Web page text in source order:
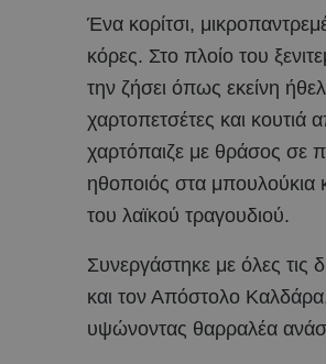
Ένα κορίτσι,
κόρες. Στο πλοίο του
την ζήσει όπως εκείνη
χαρτοπετσέτες και
χαρτόπαιζε με θράσος σε
ηθοποιός στα μπουλούκια
του λαϊκού τραγουδιού.
Συνεργάστηκε με όλες τις
και τον Απόστολο
υψώνοντας θαρραλέα